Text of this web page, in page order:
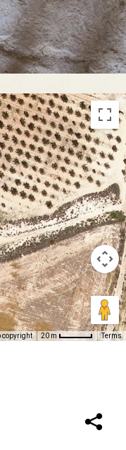
copyright 20 m Terms